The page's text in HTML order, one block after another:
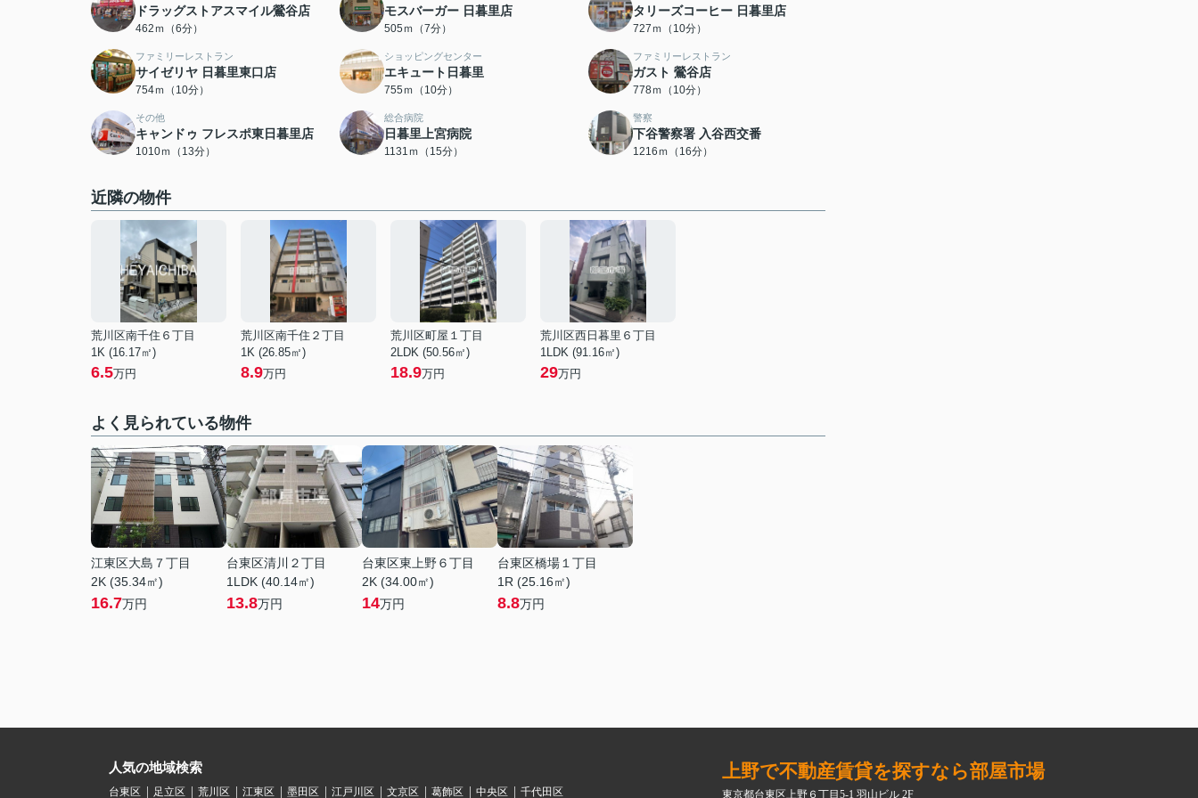
ドラッグストアスマイル鶯谷店
462ｍ（6分）
モスバーガー 日暮里店
505ｍ（7分）
タリーズコーヒー 日暮里店
727ｍ（10分）
ファミリーレストラン
サイゼリヤ 日暮里東口店
754ｍ（10分）
ショッピングセンター
エキュート日暮里
755ｍ（10分）
ファミリーレストラン
ガスト 鶯谷店
778ｍ（10分）
その他
キャンドゥ フレスポ東日暮里店
1010ｍ（13分）
総合病院
日暮里上宮病院
1131ｍ（15分）
警察
下谷警察署 入谷西交番
1216ｍ（16分）
近隣の物件
荒川区南千住６丁目
1K (16.17㎡)
6.5万円
荒川区南千住２丁目
1K (26.85㎡)
8.9万円
荒川区町屋１丁目
2LDK (50.56㎡)
18.9万円
荒川区西日暮里６丁目
1LDK (91.16㎡)
29万円
よく見られている物件
江東区大島７丁目
2K (35.34㎡)
16.7万円
台東区清川２丁目
1LDK (40.14㎡)
13.8万円
台東区東上野６丁目
2K (34.00㎡)
14万円
台東区橋場１丁目
1R (25.16㎡)
8.8万円
人気の地域検索
台東区 足立区 荒川区 江東区 墨田区 江戸川区 文京区 葛飾区 中央区 千代田区
上野で不動産賃貸を探すなら部屋市場
東京都台東区上野６丁目5-1 羽山ビル 2F